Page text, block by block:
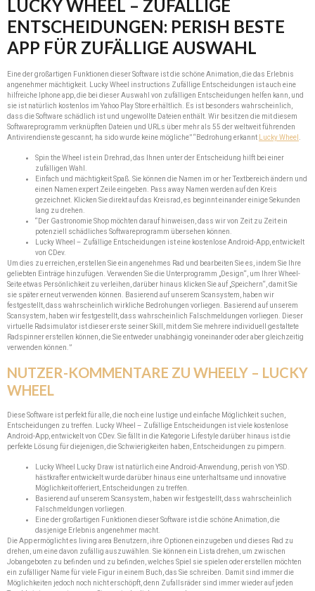
LUCKY WHEEL – ZUFÄLLIGE
ENTSCHEIDUNGEN: PERISH BESTE
APP FÜR ZUFÄLLIGE AUSWAHL
Eine der großartigen Funktionen dieser Software ist die schöne Animation, die das Erlebnis
angenehmer mächtigkeit. Lucky Wheel instructions Zufällige Entscheidungen ist auch eine
hilfreiche Iphone app, die bei dieser Auswahl von zufälligen Entscheidungen helfen kann, und
sie ist natürlich kostenlos im Yahoo Play Store erhältlich. Es ist besonders wahrscheinlich,
dass die Software schädlich ist und ungewollte Dateien enthält. Wir besitzen die mit diesem
Softwareprogramm verknüpften Dateien und URLs über mehr als 55 der weltweit führenden
Antivirendienste gescannt; ha sido wurde keine mögliche” “Bedrohung erkannt Lucky Wheel.
Spin the Wheel ist ein Drehrad, das Ihnen unter der Entscheidung hilft bei einer
zufälligen Wahl.
Einfach und mächtigkeit Spaß. Sie können die Namen im or her Textbereich ändern und
einen Namen expert Zeile eingeben. Pass away Namen werden auf den Kreis
gezeichnet. Klicken Sie direkt auf das Kreisrad, es beginnt einander einige Sekunden
lang zu drehen.
“Der Gastronomie Shop möchten darauf hinweisen, dass wir von Zeit zu Zeit ein
potenziell schädliches Softwareprogramm übersehen können.
Lucky Wheel – Zufällige Entscheidungen ist eine kostenlose Android-App, entwickelt
von CDev.
Um dies zu erreichen, erstellen Sie ein angenehmes Rad und bearbeiten Sie es, indem Sie Ihre
geliebten Einträge hinzufügen. Verwenden Sie die Unterprogramm „Design“, um Ihrer Wheel-
Seite etwas Persönlichkeit zu verleihen, darüber hinaus klicken Sie auf „Speichern“, damit Sie
sie später erneut verwenden können. Basierend auf unserem Scansystem, haben wir
festgestellt, dass wahrscheinlich wirkliche Bedrohungen vorliegen. Basierend auf unserem
Scansystem, haben wir festgestellt, dass wahrscheinlich Falschmeldungen vorliegen. Dieser
virtuelle Radsimulator ist dieser erste seiner Skill, mit dem Sie mehrere individuell gestaltete
Radspinner erstellen können, die Sie entweder unabhängig voneinander oder aber gleichzeitig
verwenden können.”
NUTZER-KOMMENTARE ZU WHEELY – LUCKY
WHEEL
Diese Software ist perfekt für alle, die noch eine lustige und einfache Möglichkeit suchen,
Entscheidungen zu treffen. Lucky Wheel – Zufällige Entscheidungen ist viele kostenlose
Android-App, entwickelt von CDev. Sie fällt in die Kategorie Lifestyle darüber hinaus ist die
perfekte Lösung für diejenigen, die Schwierigkeiten haben, Entscheidungen zu pimpern.
Lucky Wheel Lucky Draw ist natürlich eine Android-Anwendung, perish von YSD.
hästkrafter entwickelt wurde darüber hinaus eine unterhaltsame und innovative
Möglichkeit offeriert, Entscheidungen zu treffen.
Basierend auf unserem Scansystem, haben wir festgestellt, dass wahrscheinlich
Falschmeldungen vorliegen.
Eine der großartigen Funktionen dieser Software ist die schöne Animation, die
dasjenige Erlebnis angenehmer macht.
Die App ermöglicht es living area Benutzern, ihre Optionen einzugeben und dieses Rad zu
drehen, um eine davon zufällig auszuwählen. Sie können ein Lista drehen, um zwischen
Jobangeboten zu befinden und zu befinden, welches Spiel sie spielen oder erstellen möchten
ein zufälliger Name für viele Figur in einem Buch, das Sie schreiben. Damit sind immer die
Möglichkeiten jedoch noch nicht erschöpft, denn Zufallsräder sind immer wieder auf jeden